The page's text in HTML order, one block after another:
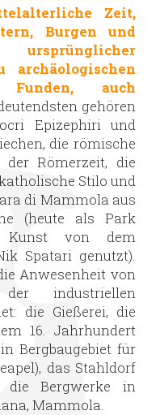
Zeit,
Burgen und
auch
gehören
Epizephiri und
die römische
Römerzeit, die
Stilo und
di Mammola aus
(heute als Park
Kunst von dem
Spatari genutzt).
Anwesenheit von
industriellen
die Gießerei, die
16. Jahrhundert
Bergbaugebiet für
das Stahldorf
Bergwerke in
Mammola.